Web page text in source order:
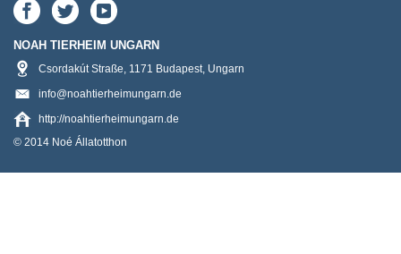
NOAH TIERHEIM UNGARN
Csordakút Straße, 1171 Budapest, Ungarn
info@noahtierheimungarn.de
http://noahtierheimungarn.de
© 2014 Noé Állatotthon